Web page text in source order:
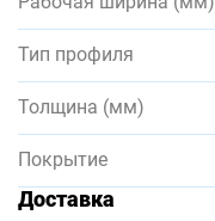
Тип профиля
Толщина (мм)
Покрытие
Доставка